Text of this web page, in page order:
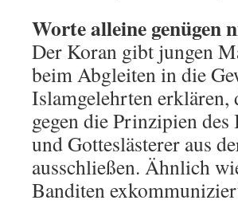
Worte alleine genügen
Der Koran gibt jungen
beim Abgleiten in die
Islamgelehrten erklären,
gegen die Prinzipien
und Gotteslästerer aus
ausschließen. Ähnlich
Banditen